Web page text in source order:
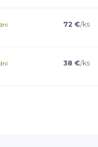
72 €/ks
38 €/ks